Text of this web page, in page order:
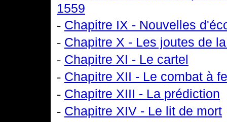
1559
- Chapitre IX - Nouvelles
- Chapitre X - Les joutes de
- Chapitre XI - Le cartel
- Chapitre XII - Le combat à
- Chapitre XIII - La prédiction
- Chapitre XIV - Le lit de mort